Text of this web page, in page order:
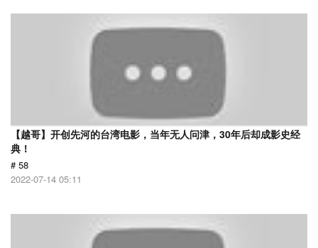
【越哥】开创先河的台湾电影，当年无人问津，30年后却成影史经
典！
# 58
2022-07-14 05:11